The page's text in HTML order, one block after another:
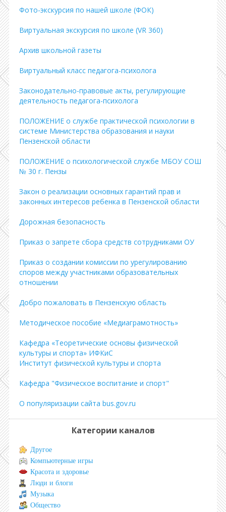
Фото-экскурсия по нашей школе (ФОК)
Виртуальная экскурсия по школе (VR 360)
Архив школьной газеты
Виртуальный класс педагога-психолога
Законодательно-правовые акты, регулирующие
деятельность педагога-психолога
ПОЛОЖЕНИЕ о службе практической психологии в
системе Министерства образования и науки
Пензенской области
ПОЛОЖЕНИЕ о психологической службе МБОУ СОШ
№ 30 г. Пензы
Закон о реализации основных гарантий прав и
законных интересов ребенка в Пензенской области
Дорожная безопасность
Приказ о запрете сбора средств сотрудниками ОУ
Приказ о создании комиссии по урегулированию
споров между участниками образовательных
отношении
Добро пожаловать в Пензенскую область
Методическое пособие «Медиаграмотность»
Кафедра «Теоретические основы физической
культуры и спорта» ИФКиС
Институт физической культуры и спорта
Кафедра "Физическое воспитание и спорт"
О популяризации сайта bus.gov.ru
Категории каналов
Другое
Компьютерные игры
Красота и здоровье
Люди и блоги
Музыка
Общество